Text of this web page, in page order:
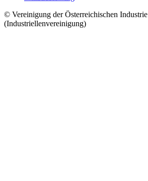
© Vereinigung der Österreichischen Industrie
(Industriellenvereinigung)